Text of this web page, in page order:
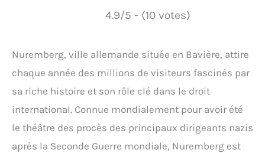
4.9/5 - (10 votes)
Nuremberg, ville allemande située en Bavière, attire
chaque année des millions de visiteurs fascinés par
sa riche histoire et son rôle clé dans le droit
international. Connue mondialement pour avoir été
le théâtre des procès des principaux dirigeants nazis
après la Seconde Guerre mondiale, Nuremberg est